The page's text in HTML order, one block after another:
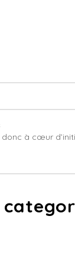
à cœur